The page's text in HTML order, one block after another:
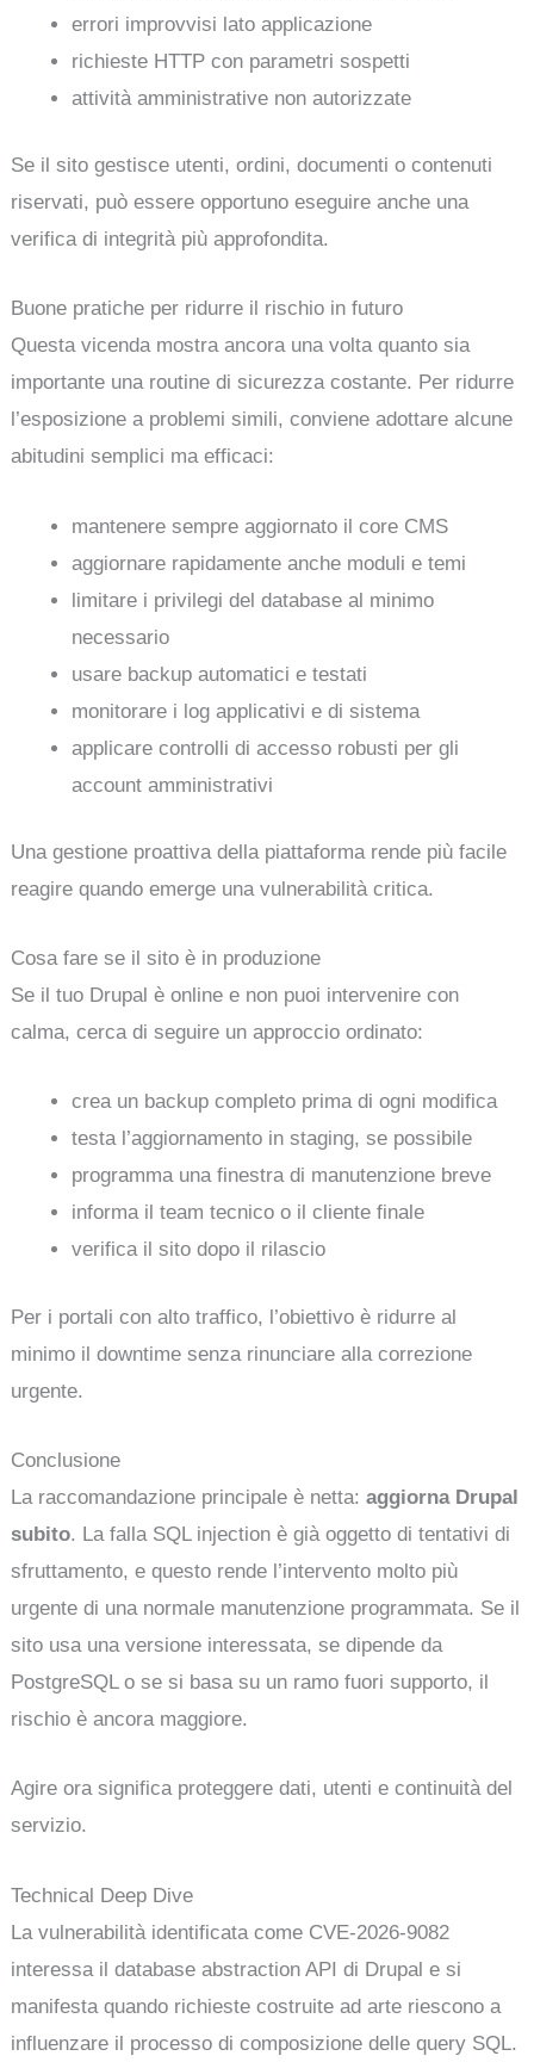
errori improvvisi lato applicazione
richieste HTTP con parametri sospetti
attività amministrative non autorizzate
Se il sito gestisce utenti, ordini, documenti o contenuti
riservati, può essere opportuno eseguire anche una
verifica di integrità più approfondita.
Buone pratiche per ridurre il rischio in futuro
Questa vicenda mostra ancora una volta quanto sia
importante una routine di sicurezza costante. Per ridurre
l’esposizione a problemi simili, conviene adottare alcune
abitudini semplici ma efficaci:
mantenere sempre aggiornato il core CMS
aggiornare rapidamente anche moduli e temi
limitare i privilegi del database al minimo
necessario
usare backup automatici e testati
monitorare i log applicativi e di sistema
applicare controlli di accesso robusti per gli
account amministrativi
Una gestione proattiva della piattaforma rende più facile
reagire quando emerge una vulnerabilità critica.
Cosa fare se il sito è in produzione
Se il tuo Drupal è online e non puoi intervenire con
calma, cerca di seguire un approccio ordinato:
crea un backup completo prima di ogni modifica
testa l’aggiornamento in staging, se possibile
programma una finestra di manutenzione breve
informa il team tecnico o il cliente finale
verifica il sito dopo il rilascio
Per i portali con alto traffico, l’obiettivo è ridurre al
minimo il downtime senza rinunciare alla correzione
urgente.
Conclusione
La raccomandazione principale è netta:aggiorna Drupal
subito. La falla SQL injection è già oggetto di tentativi di
sfruttamento, e questo rende l’intervento molto più
urgente di una normale manutenzione programmata. Se il
sito usa una versione interessata, se dipende da
PostgreSQL o se si basa su un ramo fuori supporto, il
rischio è ancora maggiore.
Agire ora significa proteggere dati, utenti e continuità del
servizio.
Technical Deep Dive
La vulnerabilità identificata come CVE-2026-9082
interessa il database abstraction API di Drupal e si
manifesta quando richieste costruite ad arte riescono a
influenzare il processo di composizione delle query SQL.